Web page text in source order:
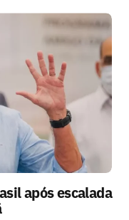
após escalada